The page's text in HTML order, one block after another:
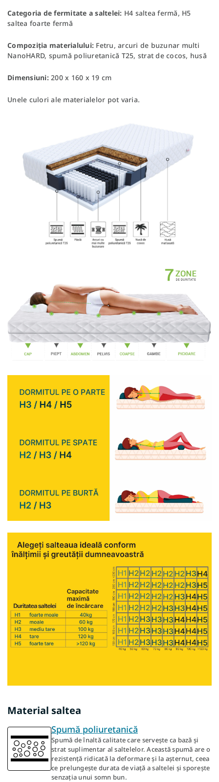
Categoria de fermitate a saltelei: H4 saltea fermă, H5
saltea foarte fermă
Compoziția materialului: Fetru, arcuri de buzunar multi
NanoHARD, spumă poliuretanică T25, strat de cocos, husă
Dimensiuni: 200 x 160 x 19 cm
Unele culori ale materialelor pot varia.
Material saltea
Spumă poliuretanică
Spumă de înaltă calitate care servește ca bază și
strat suplimentar al saltelelor. Această spumă are o
rezistență ridicată la deformare și la așternut, ceea
ce prelungește durata de viață a saltelei și sporește
senzația unui somn bun.